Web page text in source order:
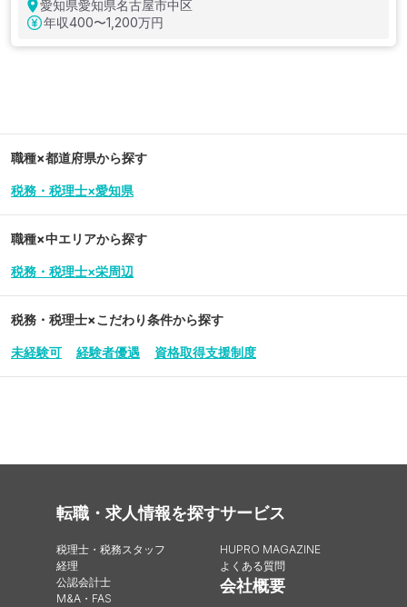
愛知県愛知県名古屋市中区
年収400〜1,200万円
職種×都道府県から探す
税務・税理士×愛知県
職種×中エリアから探す
税務・税理士×栄周辺
税務・税理士×こだわり条件から探す
未経験可 経験者優遇 資格取得支援制度
転職・求人情報を探す
税理士・税務スタッフ
経理
公認会計士
M&A・FAS
サービス
HUPRO MAGAZINE
よくある質問
会社概要